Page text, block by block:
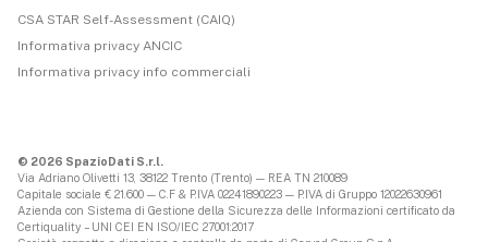
CSA STAR Self-Assessment (CAIQ)
Informativa privacy ANCIC
Informativa privacy info commerciali
© 2026 SpazioDati S.r.l.
Via Adriano Olivetti 13, 38122 Trento (Trento) — REA TN 210089
Capitale sociale € 21.600 — C.F & P.IVA 02241890223 — P.IVA di Gruppo 12022630961
Azienda con Sistema di Gestione della Sicurezza delle Informazioni certificato da
Certiquality – UNI CEI EN ISO/IEC 27001:2017